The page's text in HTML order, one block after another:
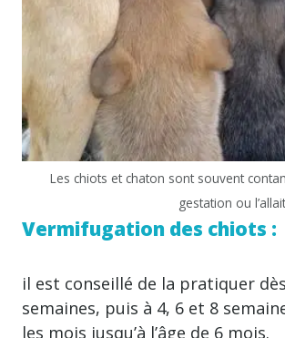
Les chiots et chaton sont souvent
gestation ou
Vermifugation des chiots :
il est conseillé de la pratiquer dès
semaines, puis à 4, 6 et 8
les mois jusqu’à l’âge de 6 mois.